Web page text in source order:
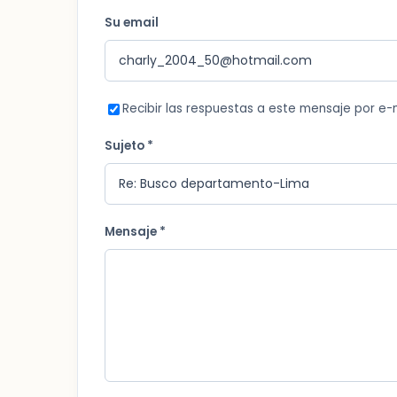
Su email
Recibir las respuestas a este mensaje por e-
Sujeto *
Mensaje *